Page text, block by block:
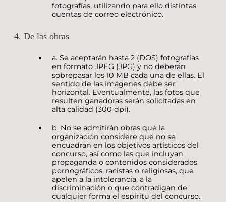
fotografías, utilizando para ello distintas
cuentas de correo electrónico.
4. De las obras
a. Se aceptarán hasta 2 (DOS) fotografías
en formato JPEG (JPG) y no deberán
sobrepasar los 10 MB cada una de ellas. El
sentido de las imágenes debe ser
horizontal. Eventualmente, las fotos que
resulten ganadoras serán solicitadas en
alta calidad (300 dpi).
b. No se admitirán obras que la
organización considere que no se
encuadran en los objetivos artísticos del
concurso, así como las que incluyan
propaganda o contenidos considerados
pornográficos, racistas o religiosas, que
apelen a la intolerancia, a la
discriminación o que contradigan de
cualquier forma el espíritu del concurso.